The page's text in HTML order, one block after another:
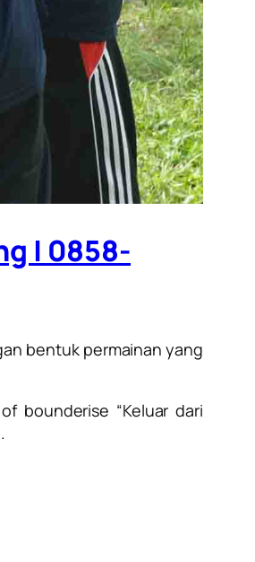
| 0858-
bentuk permainan yang
bounderise “Keluar dari